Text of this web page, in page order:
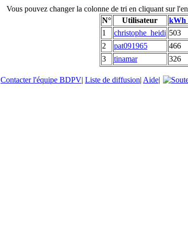
Vous pouvez changer la colonne de tri en cliquant sur
N°
Utilisateur kWh
1
christophe_heidi 503
2
pat091965 466
3
tinamar 326
Contacter l'équipe BDPV| Liste de diffusion| Aide|